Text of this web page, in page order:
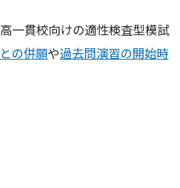
一貫校向けの適性検査型模試
の併願や過去問演習の開始時